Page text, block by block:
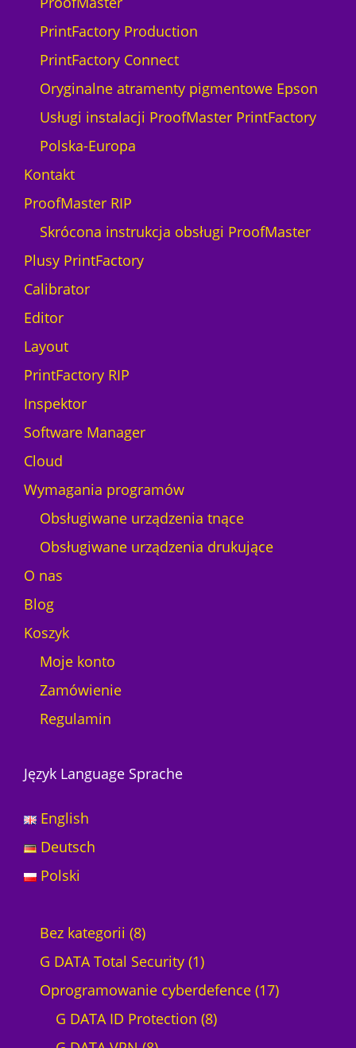
PrintFactory Production
PrintFactory Connect
Oryginalne atramenty pigmentowe Epson
Usługi instalacji ProofMaster PrintFactory
Polska-Europa
Kontakt
ProofMaster RIP
Skrócona instrukcja obsługi ProofMaster
Plusy PrintFactory
Calibrator
Editor
Layout
PrintFactory RIP
Inspektor
Software Manager
Cloud
Wymagania programów
Obsługiwane urządzenia tnące
Obsługiwane urządzenia drukujące
O nas
Blog
Koszyk
Moje konto
Zamówienie
Regulamin
Język Language Sprache
English
Deutsch
Polski
Bez kategorii 88
p
r
o
G DATA Total Security 11
p
r
Oprogramowanie cyberdefence 171
G DATA ID Protection 88